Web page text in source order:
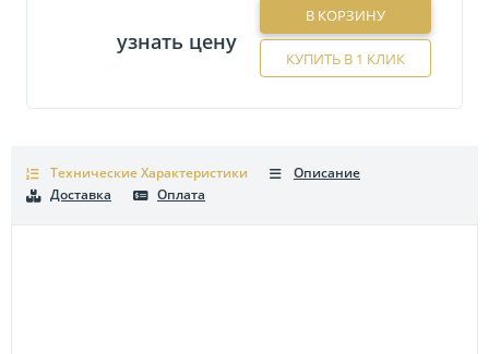
узнать цену
В КОРЗИНУ
КУПИТЬ В 1 КЛИК
Технические Характеристики
Описание
Доставка
Оплата